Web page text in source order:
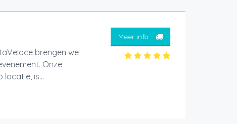
brengen we
Onze
is...
Meer info